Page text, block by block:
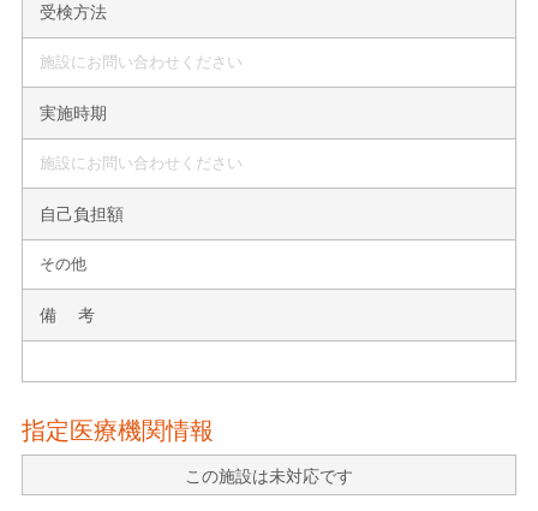
受検方法
施設にお問い合わせください
実施時期
施設にお問い合わせください
自己負担額
その他
備 考
指定医療機関情報
この施設は未対応です